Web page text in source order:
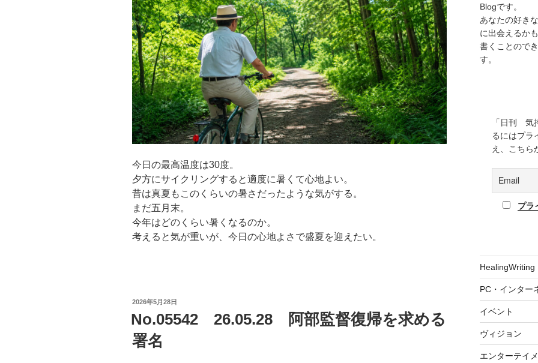
今日の最高温度は30度。
夕方にサイクリングすると適度に暑くて心地よい。
昔は真夏もこのくらいの暑さだったような気がする。
まだ五月末。
今年はどのくらい暑くなるのか。
考えると気が重いが、今日の心地よさで盛夏を迎えたい。
投
日:
2026年5月28日
No.05542 26.05.28 阿部監督復帰を求める
署名
Blogです。
あなたの好き
に出会えるか
書くことので
す。
「日刊 気
るにはプラ
え、こちら
プラ
HealingWriting
PC・インター
イベント
ヴィジョン
エンターテイ